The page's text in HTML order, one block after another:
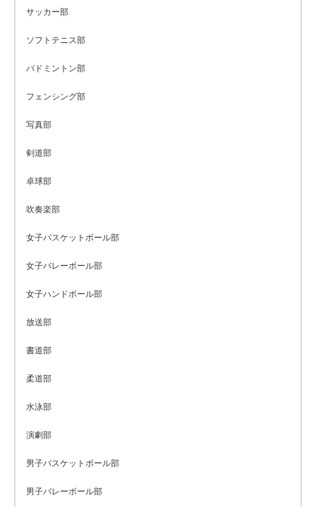
サッカー部
ソフトテニス部
バドミントン部
フェンシング部
写真部
剣道部
卓球部
吹奏楽部
女子バスケットボール部
女子バレーボール部
女子ハンドボール部
放送部
書道部
柔道部
水泳部
演劇部
男子バスケットボール部
男子バレーボール部